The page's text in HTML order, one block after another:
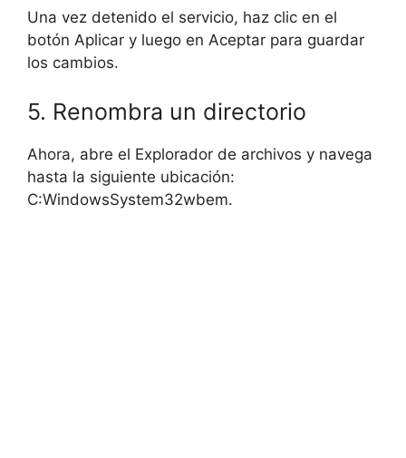
Una vez detenido el servicio, haz clic en el
botón Aplicar y luego en Aceptar para guardar
los cambios.
5. Renombra un directorio
Ahora, abre el Explorador de archivos y navega
hasta la siguiente ubicación:
C:WindowsSystem32wbem.